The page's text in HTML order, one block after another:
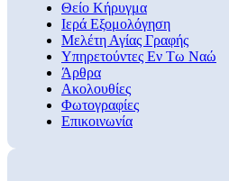
Θείο Κήρυγμα
Ιερά Εξομολόγηση
Μελέτη Αγίας Γραφής
Υπηρετούντες Εν Τω Ναώ
Άρθρα
Ακολουθίες
Φωτογραφίες
Επικοινωνία